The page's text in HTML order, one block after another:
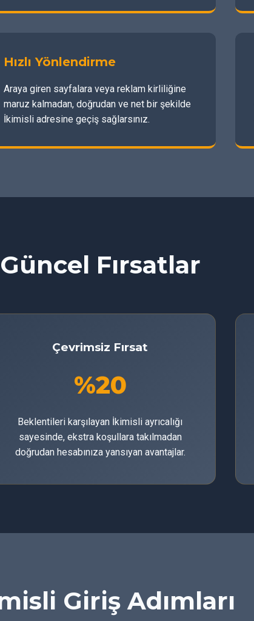
Hızlı Yönlendirme
Araya giren sayfalara veya reklam kirliliğine
maruz kalmadan, doğrudan ve net bir şekilde
İkimisli adresine geçiş sağlarsınız.
Güncel Fırsatlar
Çevrimsiz Fırsat
%20
Beklentileri karşılayan İkimisli ayrıcalığı
sayesinde, ekstra koşullara takılmadan
doğrudan hesabınıza yansıyan avantajlar.
Giriş Adımları